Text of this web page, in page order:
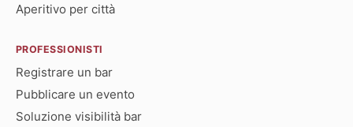
Aperitivo per città
PROFESSIONISTI
Registrare un bar
Pubblicare un evento
Soluzione visibilità bar